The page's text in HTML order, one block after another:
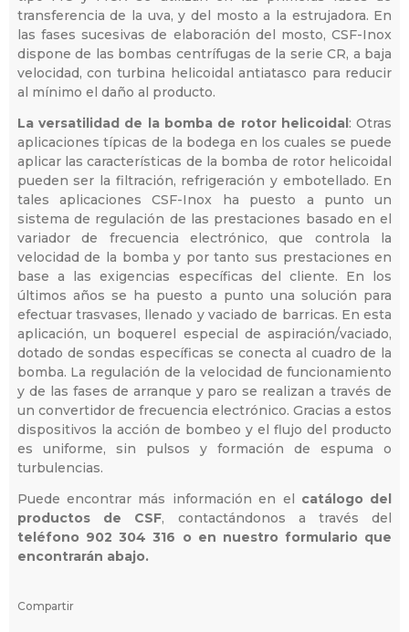
transferencia de la uva, y del mosto a la estrujadora. En
las fases sucesivas de elaboración del mosto, CSF-Inox
dispone de las bombas centrífugas de la serie CR, a baja
velocidad, con turbina helicoidal antiatasco para reducir
al mínimo el daño al producto.
La versatilidad de la bomba de rotor helicoidal: Otras
aplicaciones típicas de la bodega en los cuales se puede
aplicar las características de la bomba de rotor helicoidal
pueden ser la filtración, refrigeración y embotellado. En
tales aplicaciones CSF-Inox ha puesto a punto un
sistema de regulación de las prestaciones basado en el
variador de frecuencia electrónico, que controla la
velocidad de la bomba y por tanto sus prestaciones en
base a las exigencias específicas del cliente. En los
últimos años se ha puesto a punto una solución para
efectuar trasvases, llenado y vaciado de barricas. En esta
aplicación, un boquerel especial de aspiración/vaciado,
dotado de sondas específicas se conecta al cuadro de la
bomba. La regulación de la velocidad de funcionamiento
y de las fases de arranque y paro se realizan a través de
un convertidor de frecuencia electrónico. Gracias a estos
dispositivos la acción de bombeo y el flujo del producto
es uniforme, sin pulsos y formación de espuma o
turbulencias.
Puede encontrar más información en el catálogo del
productos de CSF, contactándonos a través del
teléfono 902 304 316 o en nuestro formulario que
encontrarán abajo.
Compartir